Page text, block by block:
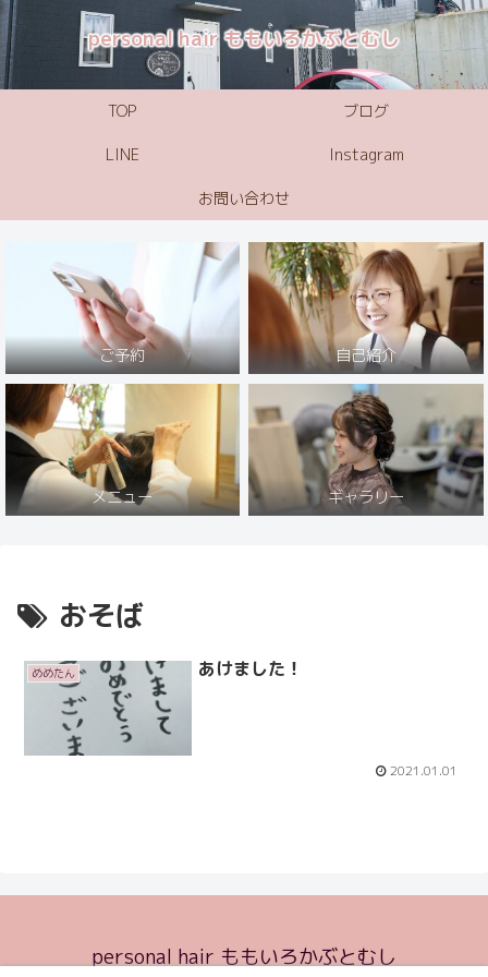
personal hair ももいろかぶとむし
TOP ブログ
LINE Instagram
お問い合わせ
ご予約 自己紹介
メニュー ギャラリー
おそば
めめたん あけました！
2021.01.01
personal hair ももいろかぶとむし